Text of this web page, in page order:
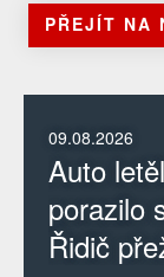
PŘEJÍT NA
09.08.2026
Auto
porazilo
Řidič